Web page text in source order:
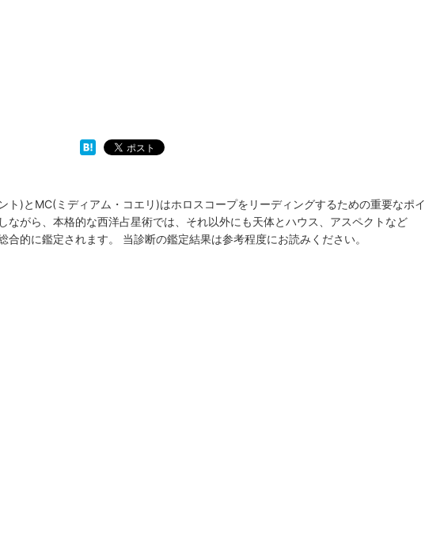
ト)とMC(ミディアム・コエリ)はホロスコープをリーディングするための重要なポイ
ながら、本格的な西洋占星術では、それ以外にも天体とハウス、アスペクトなど
合的に鑑定されます。 当診断の鑑定結果は参考程度にお読みください。